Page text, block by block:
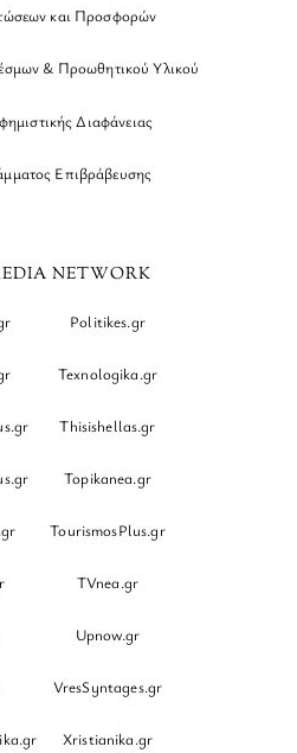
και Προσφορών
& Προωθητικού Υλικού
Διαφάνειας
Επιβράβευσης
NETWORK
Politikes.gr
Texnologika.gr
Thisishellas.gr
Topikanea.gr
TourismosPlus.gr
TVnea.gr
Upnow.gr
VresSyntages.gr
Xristianika.gr